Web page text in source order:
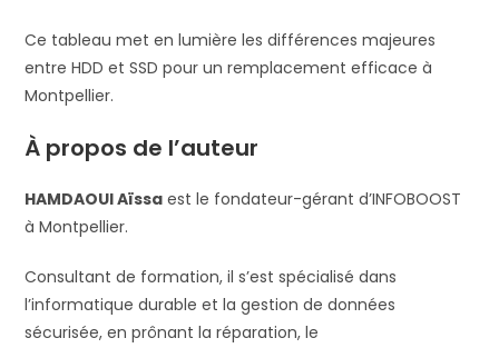
Ce tableau met en lumière les différences majeures
entre HDD et SSD pour un remplacement efficace à
Montpellier.
À propos de l’auteur
HAMDAOUI Aïssa est le fondateur-gérant d’INFOBOOST
à Montpellier.
Consultant de formation, il s’est spécialisé dans
l’informatique durable et la gestion de données
sécurisée, en prônant la réparation, le